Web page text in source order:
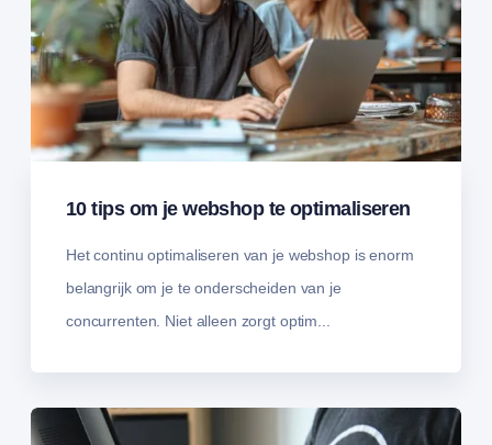
10 tips om je webshop te optimaliseren
Het continu optimaliseren van je webshop is enorm
belangrijk om je te onderscheiden van je
concurrenten. Niet alleen zorgt optim...